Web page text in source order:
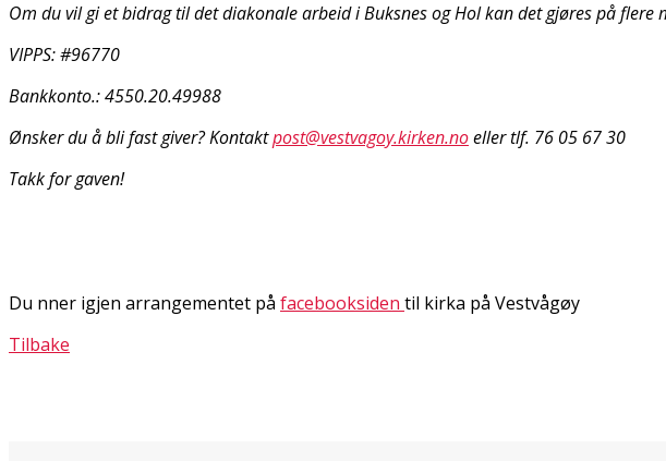
Om du vil gi et bidrag til det diakonale arbeid i Buksnes og Hol kan det gjøres på flere
VIPPS: #96770
Bankkonto.: 4550.20.49988
Ønsker du å bli fast giver? Kontaktpost@vestvagoy.kirken.noeller tlf. 76 05 67 30
Takk for gaven!
Du finner igjen arrangementet på facebooksiden til kirka på Vestvågøy
Tilbake